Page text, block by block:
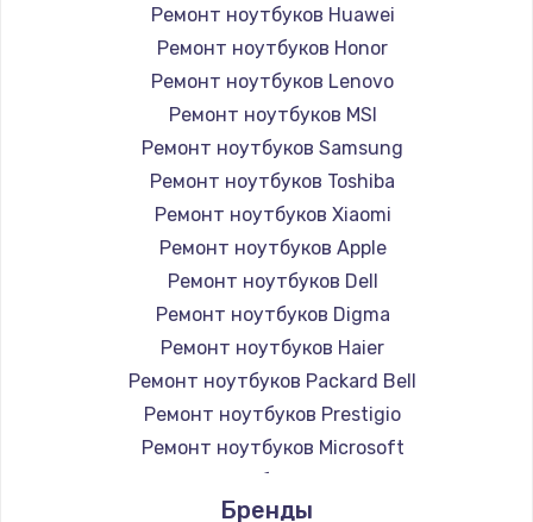
Ремонт ноутбуков Huawei
Ремонт ноутбуков Honor
Ремонт ноутбуков Lenovo
Ремонт ноутбуков MSI
Ремонт ноутбуков Samsung
Ремонт ноутбуков Toshiba
Ремонт ноутбуков Xiaomi
Ремонт ноутбуков Apple
Ремонт ноутбуков Dell
Ремонт ноутбуков Digma
Ремонт ноутбуков Haier
Ремонт ноутбуков Packard Bell
Ремонт ноутбуков Prestigio
Ремонт ноутбуков Microsoft
Ремонт ноутбуков Alienware
Ремонт ноутбуков Aquarius
Бренды